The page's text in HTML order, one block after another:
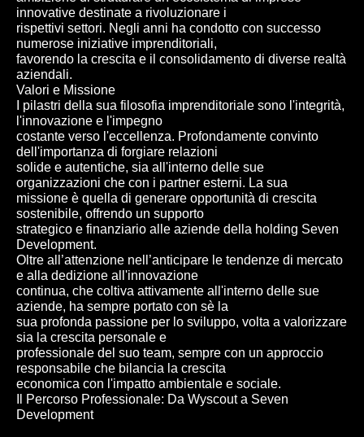
innovative destinate a rivoluzionare i
rispettivi settori. Negli anni ha condotto con successo
numerose iniziative imprenditoriali,
favorendo la crescita e il consolidamento di diverse realtà
aziendali.
Valori e Missione
I pilastri della sua filosofia imprenditoriale sono l'integrità,
l'innovazione e l'impegno
costante verso l'eccellenza. Profondamente convinto
dell'importanza di forgiare relazioni
solide e autentiche, sia all'interno delle sue
organizzazioni che con i partner esterni. La sua
missione è quella di generare opportunità di crescita
sostenibile, offrendo un supporto
strategico e finanziario alle aziende della holding Seven
Development.
Oltre all’attenzione nell’anticipare le tendenze di mercato
e alla dedizione all'innovazione
continua, che coltiva attivamente all'interno delle sue
aziende, ha sempre portato con sè la
sua profonda passione per lo sviluppo, volta a valorizzare
sia la crescita personale e
professionale del suo team, sempre con un approccio
responsabile che bilancia la crescita
economica con l'impatto ambientale e sociale.
Il Percorso Professionale: Da Wyscout a Seven
Development